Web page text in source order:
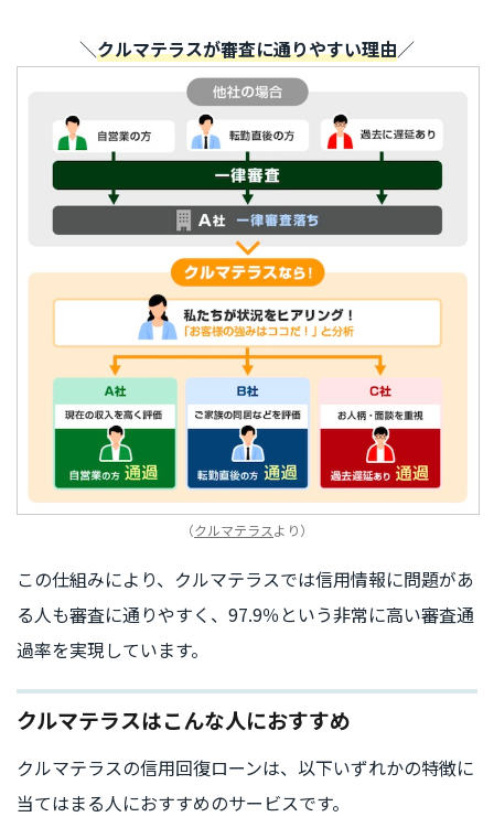
＼クルマテラスが審査に通りやすい理由／
（クルマテラスより）
この仕組みにより、クルマテラスでは信用情報に問題があ
る人も審査に通りやすく、97.9％という非常に高い審査通
過率を実現しています。
クルマテラスはこんな人におすすめ
クルマテラスの信用回復ローンは、以下いずれかの特徴に
当てはまる人におすすめのサービスです。